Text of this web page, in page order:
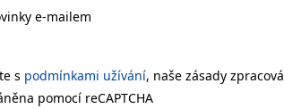
e-mailem
s podmínkami užívání, naše zásady
pomocí reCAPTCHA